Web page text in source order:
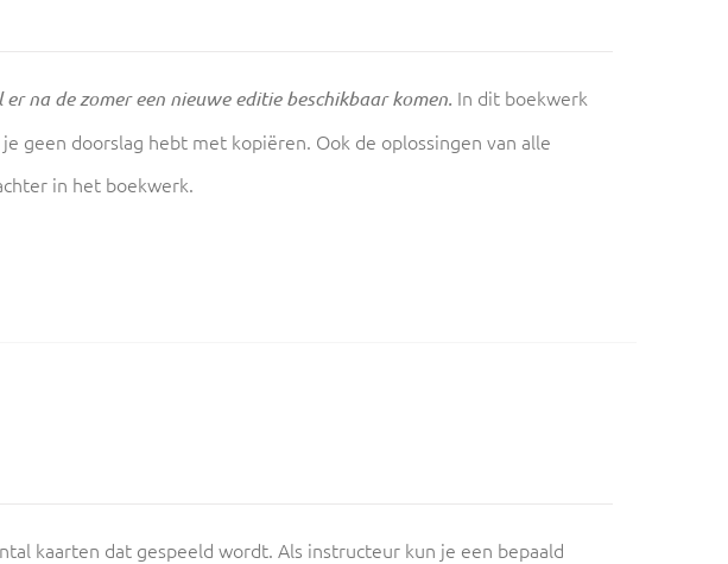
na de zomer een nieuwe editie beschikbaar komen. In dit boekwerk
geen doorslag hebt met kopiëren. Ook de oplossingen van alle
in het boekwerk.
kaarten dat gespeeld wordt. Als instructeur kun je een bepaald